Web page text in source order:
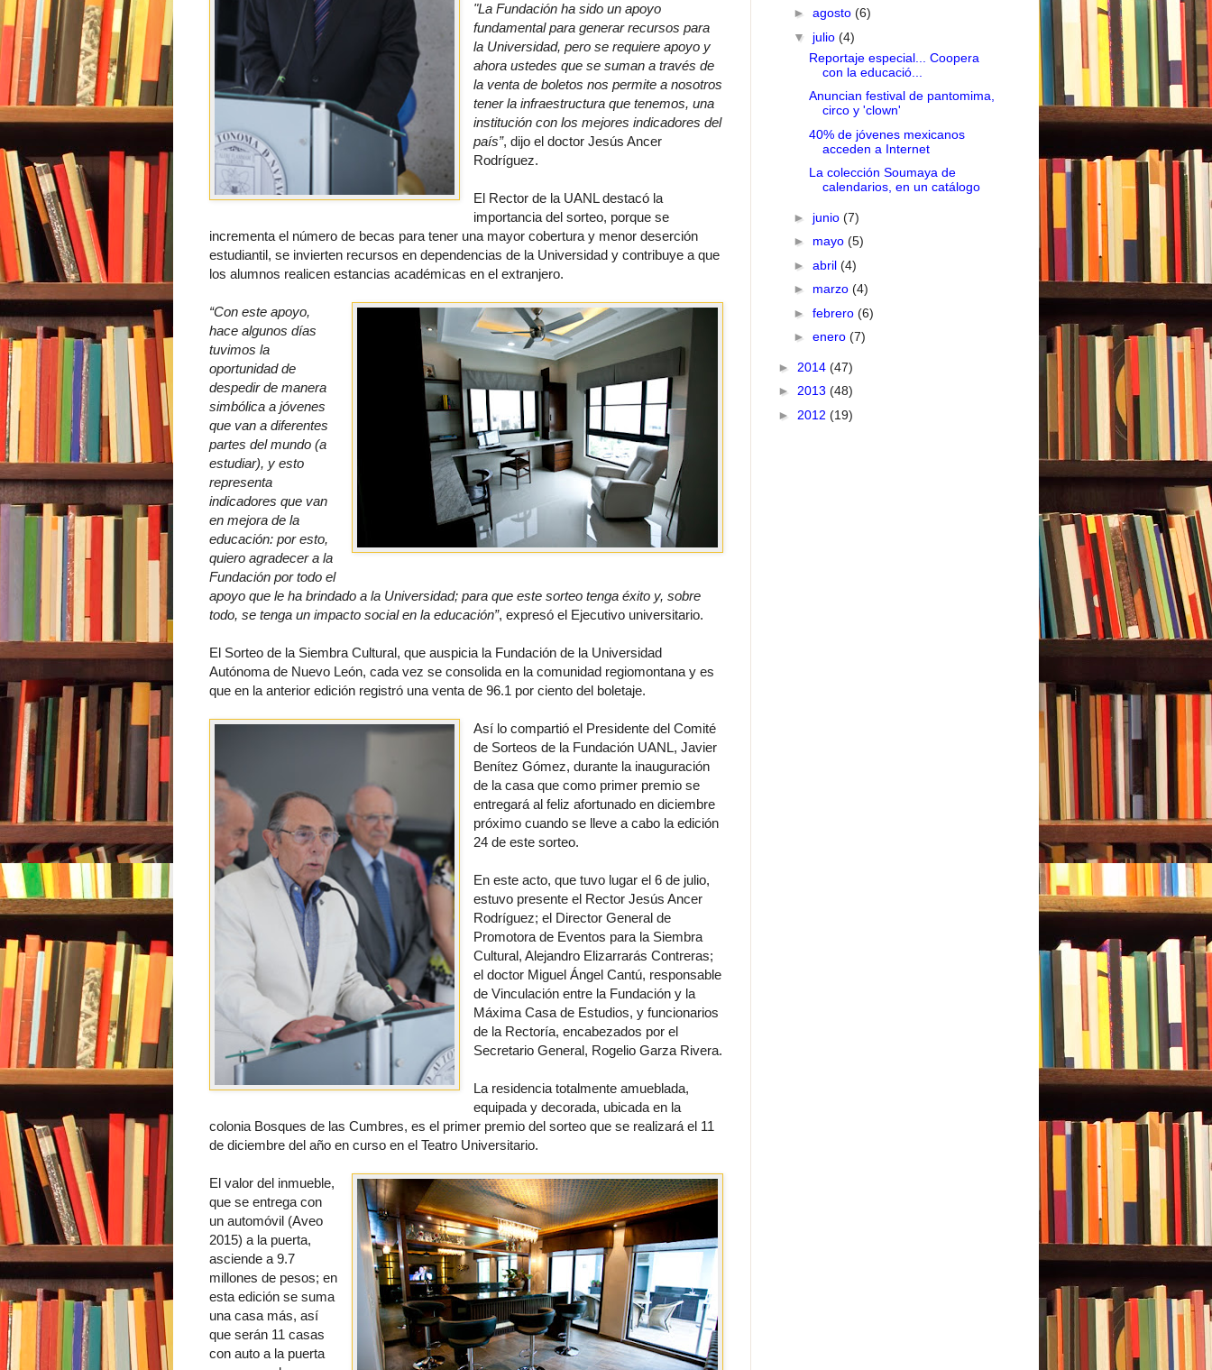
"La Fundación ha sido un apoyo
fundamental para generar recursos para
la Universidad, pero se requiere apoyo y
ahora ustedes que se suman a través de
la venta de boletos nos permite a nosotros
tener la infraestructura que tenemos, una
institución con los mejores indicadores del
país”, dijo el doctor Jesús Ancer
Rodríguez.
El Rector de la UANL destacó la
importancia del sorteo, porque se
incrementa el número de becas para tener una mayor cobertura y menor deserción
estudiantil, se invierten recursos en dependencias de la Universidad y contribuye a que
los alumnos realicen estancias académicas en el extranjero.
“Con este apoyo,
hace algunos días
tuvimos la
oportunidad de
despedir de manera
simbólica a jóvenes
que van a diferentes
partes del mundo (a
estudiar), y esto
representa
indicadores que van
en mejora de la
educación: por esto,
quiero agradecer a la
Fundación por todo el
apoyo que le ha brindado a la Universidad; para que este sorteo tenga éxito y, sobre
todo, se tenga un impacto social en la educación”, expresó el Ejecutivo universitario.
El Sorteo de la Siembra Cultural, que auspicia la Fundación de la Universidad
Autónoma de Nuevo León, cada vez se consolida en la comunidad regiomontana y es
que en la anterior edición registró una venta de 96.1 por ciento del boletaje.
Así lo compartió el Presidente del Comité
de Sorteos de la Fundación UANL, Javier
Benítez Gómez, durante la inauguración
de la casa que como primer premio se
entregará al feliz afortunado en diciembre
próximo cuando se lleve a cabo la edición
24 de este sorteo.
En este acto, que tuvo lugar el 6 de julio,
estuvo presente el Rector Jesús Ancer
Rodríguez; el Director General de
Promotora de Eventos para la Siembra
Cultural, Alejandro Elizarrarás Contreras;
el doctor Miguel Ángel Cantú, responsable
de Vinculación entre la Fundación y la
Máxima Casa de Estudios, y funcionarios
de la Rectoría, encabezados por el
Secretario General, Rogelio Garza Rivera.
La residencia totalmente amueblada,
equipada y decorada, ubicada en la
colonia Bosques de las Cumbres, es el primer premio del sorteo que se realizará el 11
de diciembre del año en curso en el Teatro Universitario.
El valor del inmueble,
que se entrega con
un automóvil (Aveo
2015) a la puerta,
asciende a 9.7
millones de pesos; en
esta edición se suma
una casa más, así
que serán 11 casas
con auto a la puerta
► agosto (6)
▼ julio (4)
Reportaje especial... Coopera
con la educació...
Anuncian festival de pantomima,
circo y 'clown'
40% de jóvenes mexicanos
acceden a Internet
La colección Soumaya de
calendarios, en un catálogo
► junio (7)
► mayo (5)
► abril (4)
► marzo (4)
► febrero (6)
► enero (7)
► 2014 (47)
► 2013 (48)
► 2012 (19)